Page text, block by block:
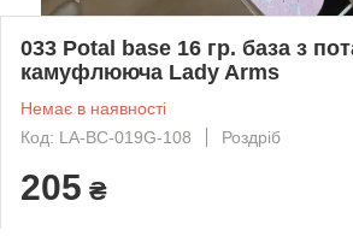
033 Potal base 16 гр. база з
камуфлююча Lady Arms
Немає в наявності
Код: LA-BC-019G-108
Роздріб
205 ₴